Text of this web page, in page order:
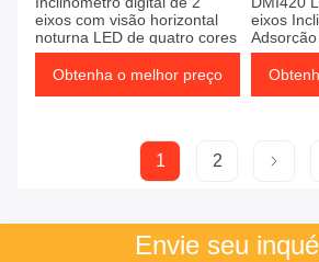
eixos com visão horizontal
noturna LED de quatro cores
Obtenha o melhor preço
eixos
1 2
Envie seu